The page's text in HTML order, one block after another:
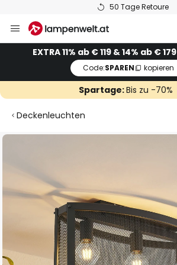
50 Tage Retoure
Inhalt
springenEXTRA 11% ab € 119 & 14% ab € 179
Code:SPAREN kopieren
Spartage:Bis zu -70%
Deckenleuchten
Zum
Bildgalerie
springen